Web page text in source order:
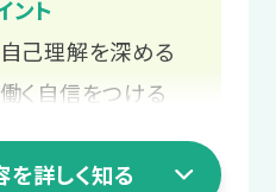
ら、個々のペー
援計画を立てま
ント
己理解を深める
く自信をつける
身につける
不安を相談する
を詳しく知る